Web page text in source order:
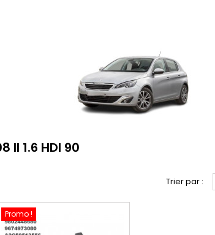
II 1.6 HDI 90
Trier par :
Promo !